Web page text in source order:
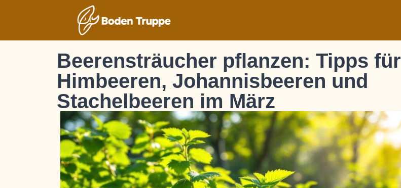
Beerensträucher pflanzen: Tipps für
Himbeeren, Johannisbeeren und
Stachelbeeren im März